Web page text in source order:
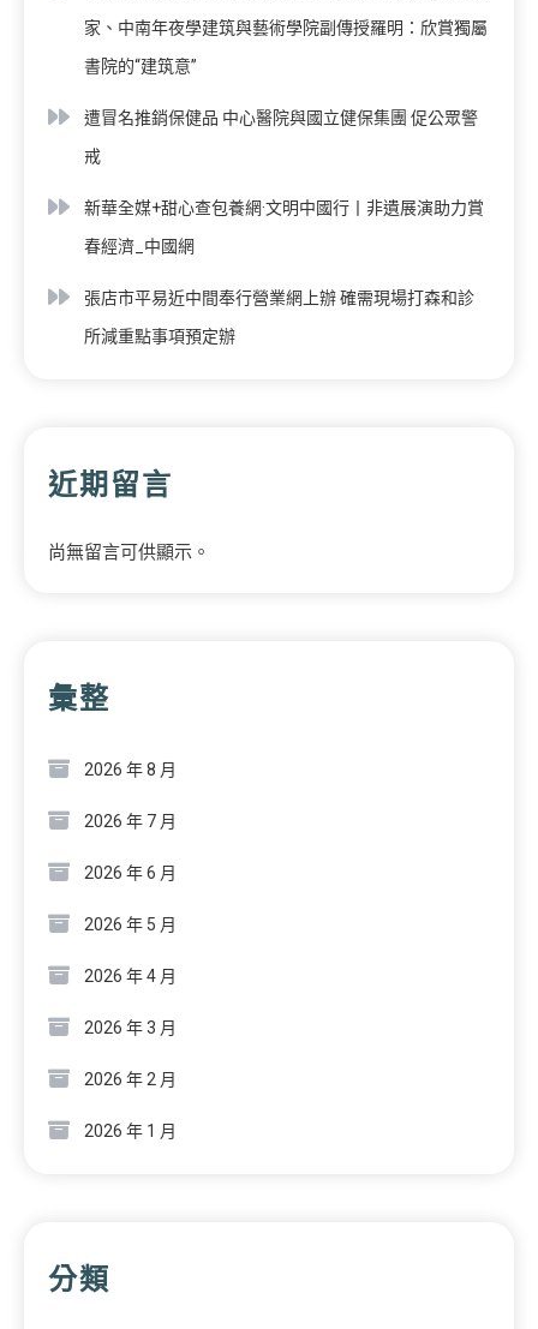
家、中南年夜學建筑與藝術學院副傳授羅明：欣賞獨屬
書院的“建筑意”
遭冒名推銷保健品 中心醫院與國立健保集團 促公眾警
戒
新華全媒+甜心查包養網·文明中國行丨非遺展演助力賞
春經濟_中國網
張店市平易近中間奉行營業網上辦 確需現場打森和診
所減重點事項預定辦
近期留言
尚無留言可供顯示。
彙整
2026 年 8 月
2026 年 7 月
2026 年 6 月
2026 年 5 月
2026 年 4 月
2026 年 3 月
2026 年 2 月
2026 年 1 月
分類